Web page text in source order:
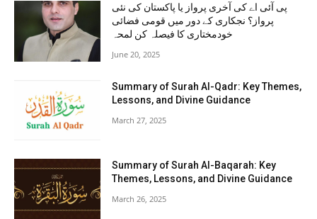
پی آئی اے کی آخری پرواز یا پاکستان کی نئی
پرواز؟ نجکاری کے دور میں قومی فضائی
خودمختاری کا فیصلہ کن لمحہ
June 20, 2025
Summary of Surah Al-Qadr: Key Themes,
Lessons, and Divine Guidance
March 27, 2025
Summary of Surah Al-Baqarah: Key
Themes, Lessons, and Divine Guidance
March 26, 2025